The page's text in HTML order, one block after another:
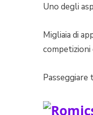
Uno degli
Migliaia di
competizioni